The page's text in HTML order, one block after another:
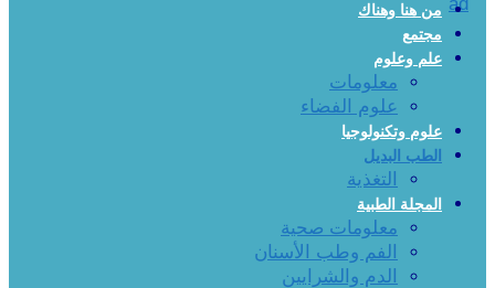
من هنا وهناك
مجتمع
علم وعلوم
معلومات
علوم الفضاء
علوم وتكنولوجيا
الطب البديل
التغذية
المجلة الطبية
معلومات صحية
الفم وطب الأسنان
الدم والشرايين